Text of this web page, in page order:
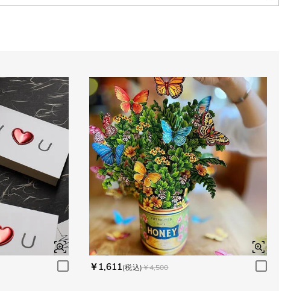
￥1,611(税込)￥4,500